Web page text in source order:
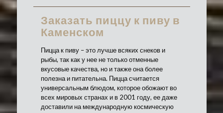
Заказать пиццу к пиву в
Каменском
Пицца к пиву – это лучше всяких снеков и
рыбы, так как у нее не только отменные
вкусовые качества, но и также она более
полезна и питательна. Пицца считается
универсальным блюдом, которое обожают во
всех мировых странах и в 2001 году, ее даже
доставили на международную космическую